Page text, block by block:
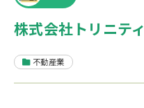
株式会社トリニティ
不動産業